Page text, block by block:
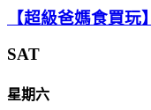
【超級爸媽食買
SAT
星期六